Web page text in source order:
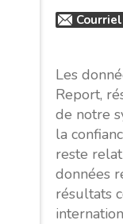
Courriel
Les
Report,
de notre
la
reste
données
résultats